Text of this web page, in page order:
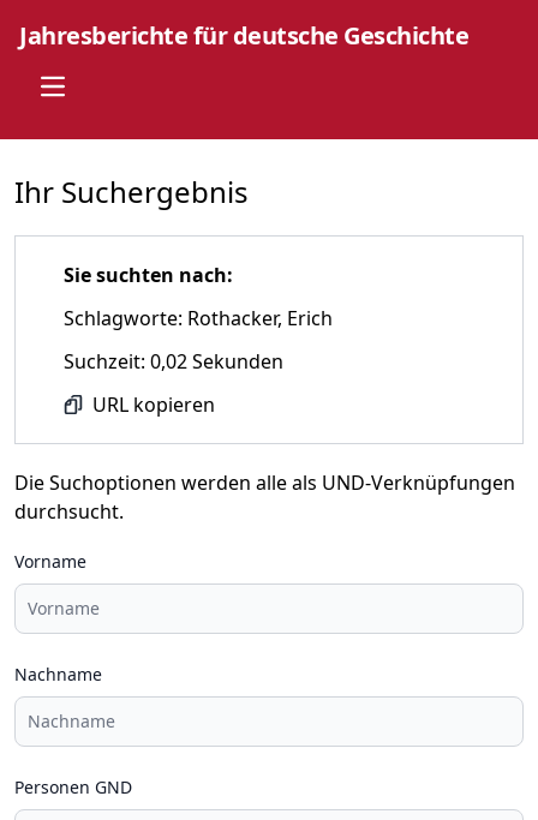
Jahresberichte für deutsche Geschichte
Open main menu
Ihr Suchergebnis
Sie suchten nach:
Schlagworte: Rothacker, Erich
Suchzeit: 0,02 Sekunden
URL kopieren
Die Suchoptionen werden alle als UND-Verknüpfungen
durchsucht.
Vorname
Nachname
Personen GND